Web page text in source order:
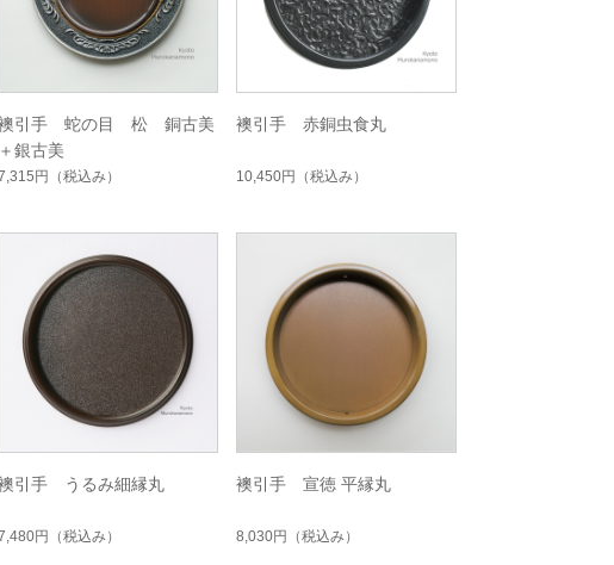
引手 蛇の目 松 銅古美
＋銀古美
円 （税込み）
襖引手 赤銅虫食丸
10,450円 （税込み）
引手 うるみ細縁丸
円 （税込み）
襖引手 宣徳 平縁丸
8,030円 （税込み）